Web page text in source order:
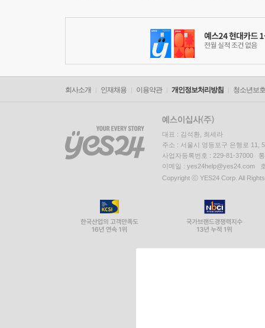
회사소개 인재채용 이용약관 개인정보처리방침 청소년보
대표 : 김석환, 최세라
주소 : 서울시 영등포구 은행로 11,
사업자등록번호 : 229-81-37000
이메일 : yes24help@yes24.com
Copyright ⓒ YES24 Corp. All